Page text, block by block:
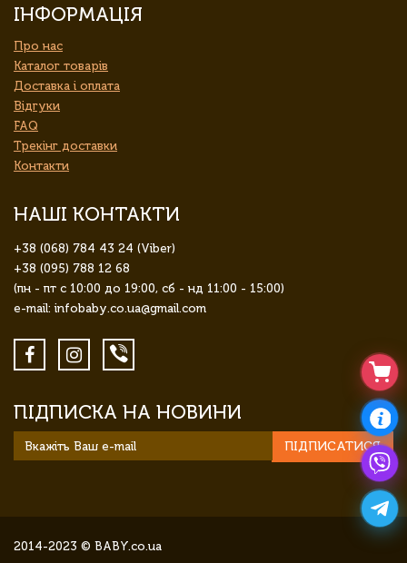
ІНФОРМАЦІЯ
Про нас
Каталог товарів
Доставка і оплата
Відгуки
FAQ
Трекінг доставки
Контакти
НАШІ КОНТАКТИ
+38 (068) 784 43 24 (Viber)
+38 (095) 788 12 68
(пн - пт с 10:00 до 19:00, сб - нд 11:00 - 15:00)
e-mail: infobaby.co.ua@gmail.com
ПІДПИСКА НА НОВИНИ
ПІДПИСАТИСЯ
2014-2023 © BABY.co.ua